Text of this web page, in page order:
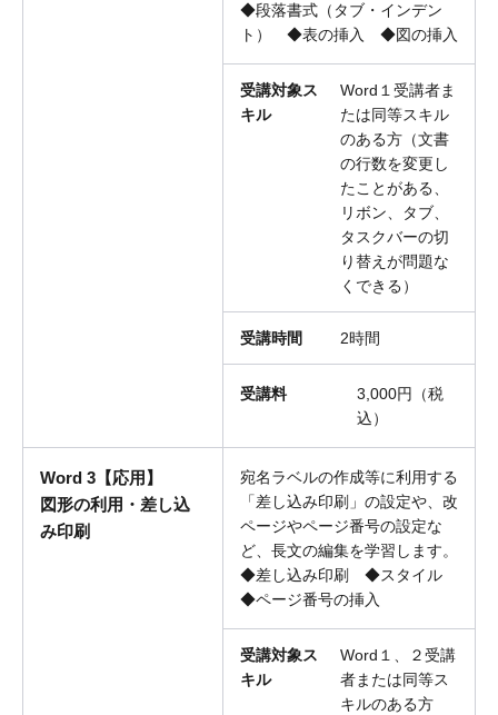
◆段落書式（タブ・インデン
ト） ◆表の挿入 ◆図の挿入
受講対象ス
キル
Word１受講者ま
たは同等スキル
のある方（文書
の行数を変更し
たことがある、
リボン、タブ、
タスクバーの切
り替えが問題な
くできる）
受講時間 2時間
受講料
3,000円（税
込）
Word 3【応用】
図形の利用・差し込
み印刷
宛名ラベルの作成等に利用する
「差し込み印刷」の設定や、改
ページやページ番号の設定な
ど、長文の編集を学習します。
◆差し込み印刷 ◆スタイル
◆ページ番号の挿入
受講対象ス
キル
Word１、２受講
者または同等ス
キルのある方